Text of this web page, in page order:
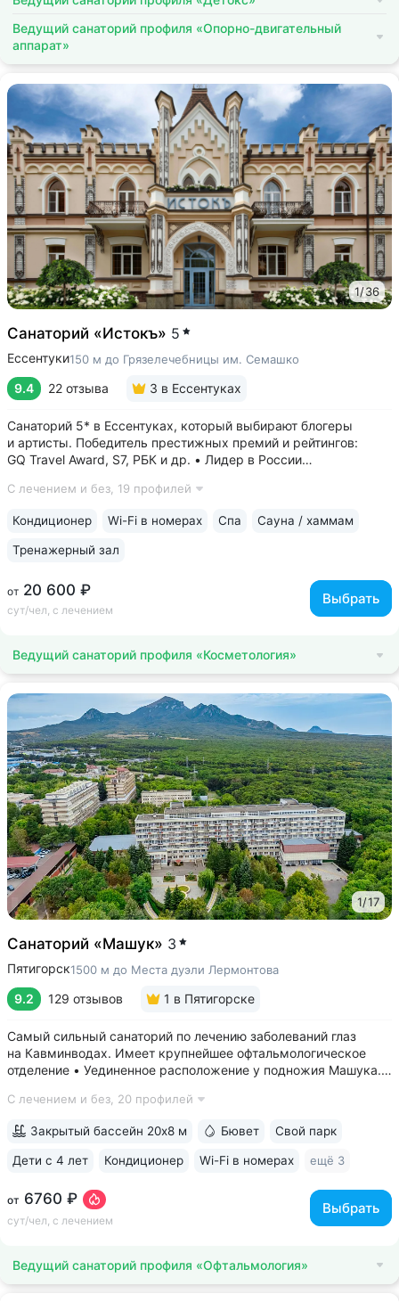
Ведущий санаторий профиля «Опорно-двигательный
аппарат»
1/36
Санаторий «Истокъ» 5
Ессентуки150 м до Грязелечебницы им. Семашко
9.4 22 отзыва 3 в Ессентуках
Санаторий 5* в Ессентуках, который выбирают блогеры
и артисты. Победитель престижных премий и рейтингов:
GQ Travel Award, S7, РБК и др. • Лидер в России
целлюлита и вен «Эндосфера», коррекция фигуры Tesla
С лечением и без, 19 профилей
от 20 600 ₽
сут/чел, с лечением
Выбрать
Кондиционер Wi-Fi в номерах Спа Сауна / хаммам
Тренажерный зал
Ведущий санаторий профиля «Косметология»
1/17
Санаторий «Машук» 3
Пятигорск1500 м до Места дуэли Лермонтова
9.2 129 отзывов 1 в Пятигорске
Самый сильный санаторий по лечению заболеваний глаз
на Кавминводах. Имеет крупнейшее офтальмологическое
отделение • Уединенное расположение у подножия Машука.
площадка Ворота любви, начало терренкура вокруг Машука.
С лечением и без, 20 профилей
от 6760 ₽
сут/чел, с лечением
Выбрать
Закрытый бассейн 20х8 м Бювет Свой парк
Дети с 4 лет Кондиционер Wi-Fi в номерах ещё 3
Ведущий санаторий профиля «Офтальмология»